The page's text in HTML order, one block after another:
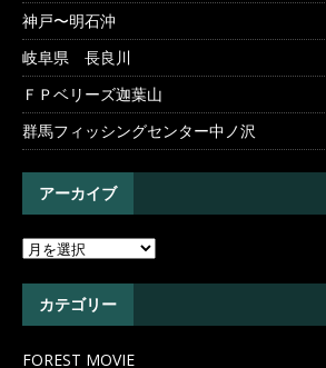
神戸〜明石沖
岐阜県 長良川
ＦＰベリーズ迦葉山
群馬フィッシングセンター中ノ沢
アーカイブ
カテゴリー
FOREST MOVIE